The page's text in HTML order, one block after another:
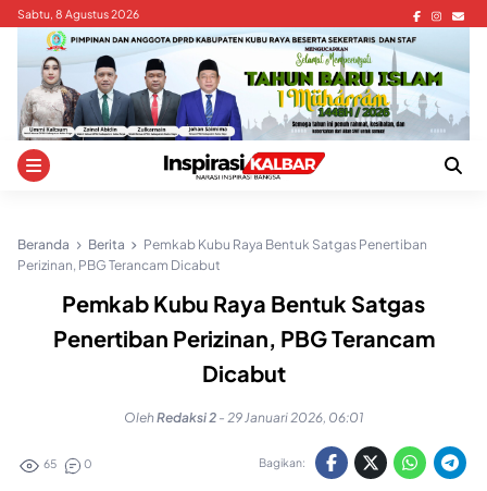
Skip
content
Sabtu, 8 Agustus 2026
Beranda Berita
Pemkab Kubu Raya Bentuk Satgas Penertiban
Perizinan, PBG Terancam Dicabut
Pemkab Kubu Raya Bentuk Satgas
Penertiban Perizinan, PBG Terancam
Dicabut
OlehRedaksi 2 - 29 Januari 2026, 06:01
65 0 Bagikan: